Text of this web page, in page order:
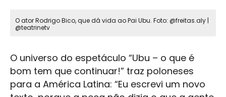
O ator Rodrigo Bico, que dá vida ao Pai Ubu. Foto: @freitas.aly |
@teatrinetv
O universo do espetáculo “Ubu – o que é
bom tem que continuar!” traz poloneses
para a América Latina: “Eu escrevi um novo